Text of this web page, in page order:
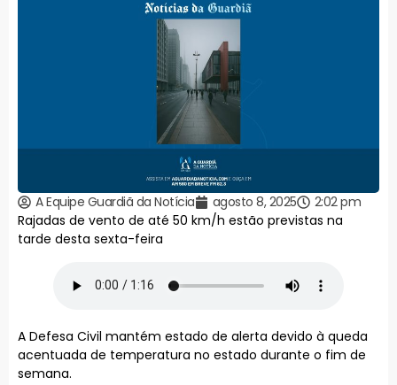
A Equipe Guardiã da Notícia agosto 8, 2025
2:02 pm
Rajadas de vento de até 50 km/h estão previstas na
tarde desta sexta-feira
A Defesa Civil mantém estado de alerta devido à queda
acentuada de temperatura no estado durante o fim de
semana.